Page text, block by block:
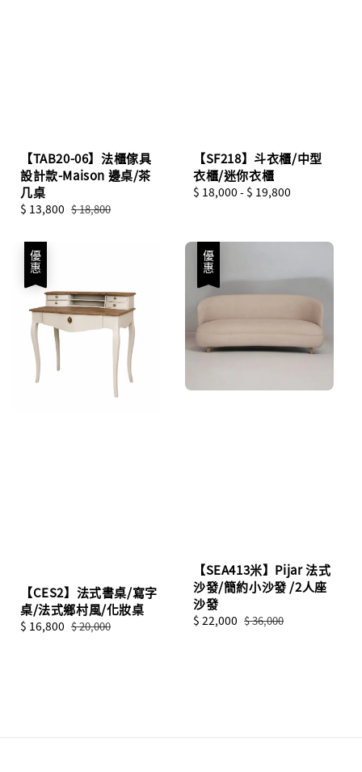
【TAB20-06】法櫃傢具
設計款-Maison 邊桌/茶
几桌
Sale
$ 13,800 Regular
$ 18,800
【SF218】斗衣櫃/中型
衣櫃/迷你衣櫃
Regular
$ 18,000 - $ 19,800
優惠
【CES2】法式書桌/寫字
桌/法式鄉村風/化妝桌
Sale
$ 16,800 Regular
$ 20,000
優惠
【SEA413米】Pijar 法式
沙發/簡約小沙發 /2人座
沙發
Sale
$ 22,000 Regular
$ 36,000